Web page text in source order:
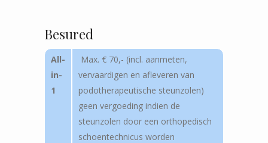
Besured
All-
in-
1
Max. € 70,- (incl. aanmeten,
vervaardigen en afleveren van
podotherapeutische steunzolen)
geen vergoeding indien de
steunzolen door een orthopedisch
schoentechnicus worden